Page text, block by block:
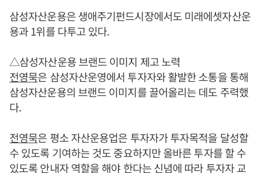
삼성자산운용은 생애주기펀드시장에서도 미래에셋자산운
용과 1위를 다투고 있다.
△삼성자산운용 브랜드 이미지 제고 노력
전영묵은 삼성자산운영에서 투자자와 활발한 소통을 통해
삼성자산운용의 브랜드 이미지를 끌어올리는 데도 주력했
다.
전영묵은 평소 자산운용업은 투자자가 투자목적을 달성할
수 있도록 기여하는 것도 중요하지만 올바른 투자를 할 수
있도록 안내자 역할을 해야 한다는 신념에 따라 투자자 교